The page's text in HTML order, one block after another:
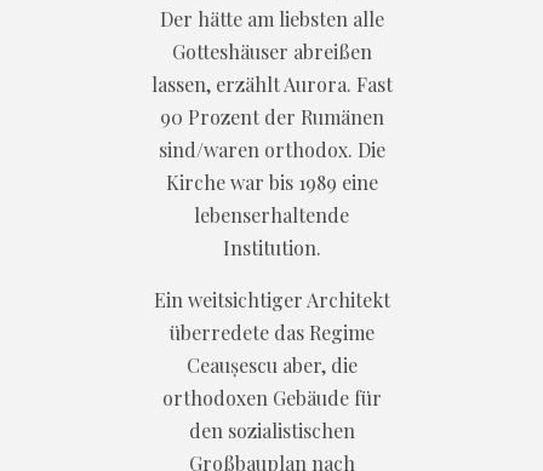
Der hätte am liebsten alle
Gotteshäuser abreißen
lassen, erzählt Aurora. Fast
90 Prozent der Rumänen
sind/waren orthodox. Die
Kirche war bis 1989 eine
lebenserhaltende
Institution.
Ein weitsichtiger Architekt
überredete das Regime
Ceaușescu aber, die
orthodoxen Gebäude für
den sozialistischen
Großbauplan nach